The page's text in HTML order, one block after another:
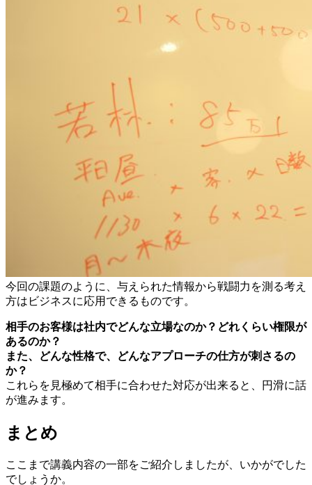
今回の課題のように、与えられた情報から戦闘力を測る考え
方はビジネスに応用できるものです。
相手のお客様は社内でどんな立場なのか？どれくらい権限が
あるのか？
また、どんな性格で、どんなアプローチの仕方が刺さるの
か？
これらを見極めて相手に合わせた対応が出来ると、円滑に話
が進みます。
まとめ
ここまで講義内容の一部をご紹介しましたが、いかがでした
でしょうか。